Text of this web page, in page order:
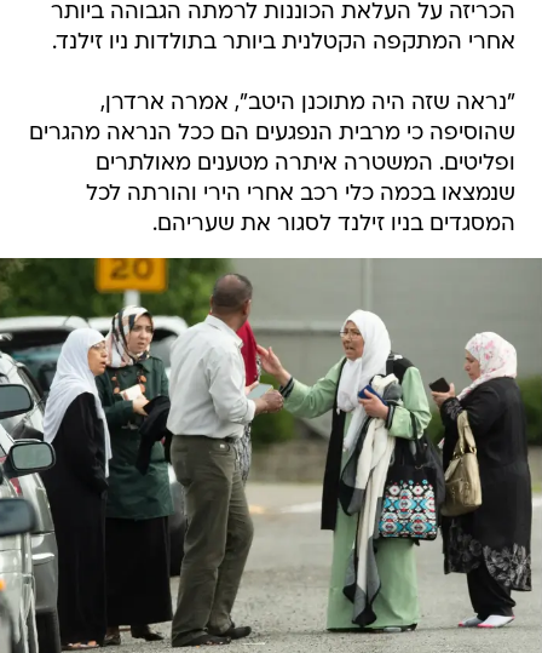
הכריזה על העלאת הכוננות לרמתה הגבוהה ביותר
אחרי המתקפה הקטלנית ביותר בתולדות ניו זילנד.
"נראה שזה היה מתוכנן היטב", אמרה ארדרן,
שהוסיפה כי מרבית הנפגעים הם ככל הנראה מהגרים
ופליטים. המשטרה איתרה מטענים מאולתרים
שנמצאו בכמה כלי רכב אחרי הירי והורתה לכל
המסגדים בניו זילנד לסגור את שעריהם.